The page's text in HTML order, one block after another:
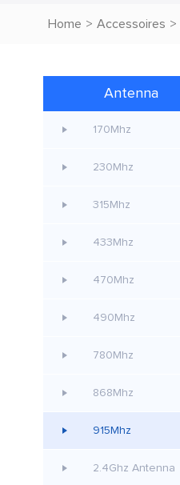
Home > Accessoires >
Antenna
170Mhz
230Mhz
315Mhz
433Mhz
470Mhz
490Mhz
780Mhz
868Mhz
915Mhz
2.4Ghz Antenna